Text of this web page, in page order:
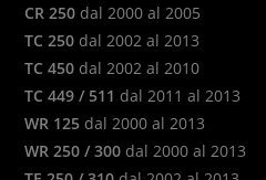
CR 250 dal 2000 al 2005
TC 250 dal 2002 al 2013
TC 450 dal 2002 al 2010
TC 449 / 511 dal 2011 al 2013
WR 125 dal 2000 al 2013
WR 250 / 300 dal 2000 al 2013